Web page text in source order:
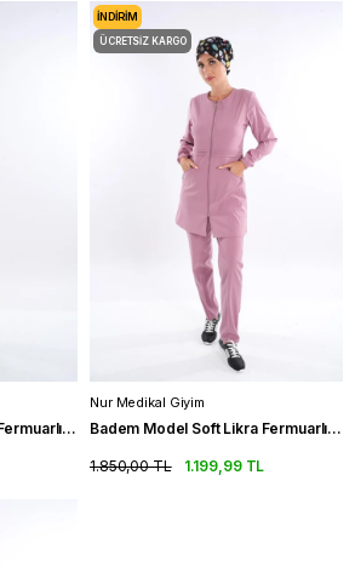
Badem Model Soft Likra Fermuarlı Petrol Mavi Tesettür Forma Takım
Nur Medikal Giyim
Badem Model Soft Likra Fermuarlı Pudra Renk Cerrahi Üniforma Takım
1.199,99 TL
1.850,00 TL
İNDIRIM
ÜCRETSIZ KARGO